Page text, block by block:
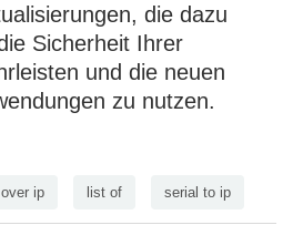
die dazu
Sicherheit Ihrer
und die neuen
zu nutzen.
ip list of serial to ip